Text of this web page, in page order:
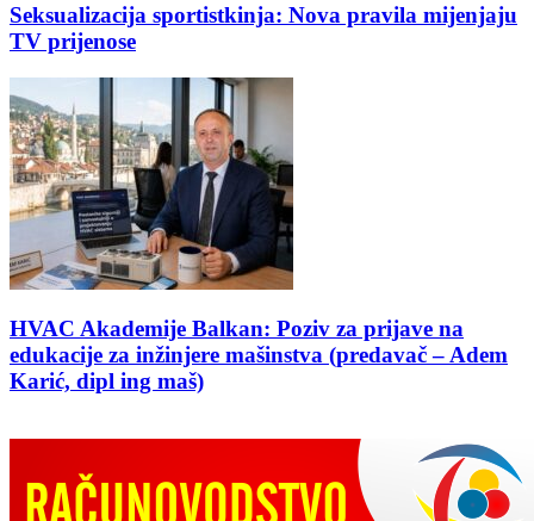
Seksualizacija sportistkinja: Nova pravila mijenjaju
TV prijenose
HVAC Akademije Balkan: Poziv za prijave na
edukacije za inžinjere mašinstva (predavač – Adem
Karić, dipl ing maš)